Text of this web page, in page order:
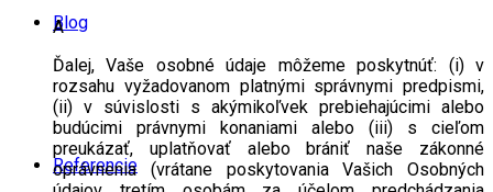
Blog
Referencie
A
Ďalej, Vaše osobné údaje môžeme poskytnúť: (i) v
rozsahu vyžadovanom platnými správnymi predpismi,
(ii) v súvislosti s akýmikoľvek prebiehajúcimi alebo
budúcimi právnymi konaniami alebo (iii) s cieľom
preukázať, uplatňovať alebo brániť naše zákonné
oprávnenia (vrátane poskytovania Vašich Osobných